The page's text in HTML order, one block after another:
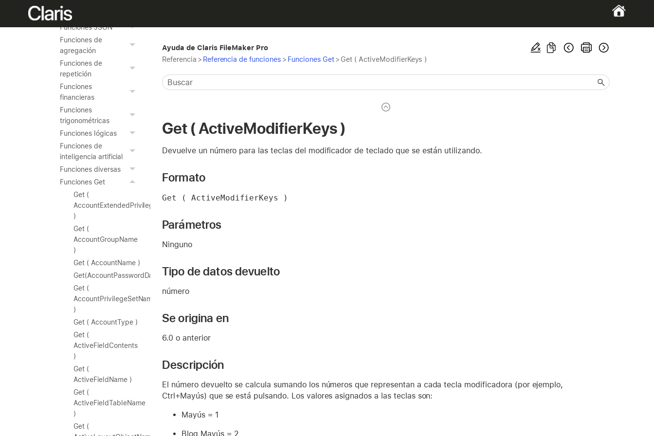
japonés
Funciones JSON
Funciones de
agregación
Funciones de
repetición
Funciones
financieras
Funciones
trigonométricas
Funciones lógicas
Funciones de
inteligencia artificial
Funciones diversas
Funciones Get
Get (
AccountExtendedPrivileges
)
Get (
AccountGroupName
)
Get ( AccountName )
Get(AccountPasswordDaysRemaining)
Get (
AccountPrivilegeSetName
)
Get ( AccountType )
Get (
ActiveFieldContents
)
Get (
ActiveFieldName )
Get (
ActiveFieldTableName
)
Get (
Ayuda de Claris FileMaker Pro
Referencia > Referencia de funciones > Funciones Get> Get ( ActiveModifierKeys )
Get ( ActiveModifierKeys )
Devuelve un número para las teclas del modificador de teclado que se están utilizando.
Formato
Get ( ActiveModifierKeys )
Parámetros
Ninguno
Tipo de datos devuelto
número
Se origina en
6.0 o anterior
Descripción
El número devuelto se calcula sumando los números que representan a cada tecla modificadora (por ejemplo,
Ctrl+Mayús) que se está pulsando. Los valores asignados a las teclas son:
Mayús = 1
Bloq Mayús = 2